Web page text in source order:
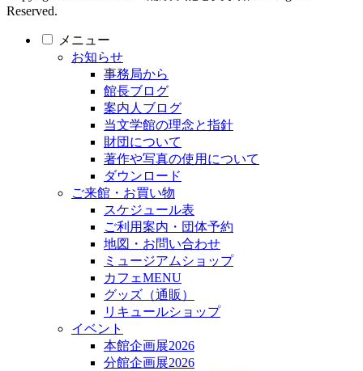
Reserved.
メニュー
お知らせ
事務局から
館長ブログ
案内人ブログ
当文学館の理念と指針
財団について
著作や写真の使用について
ダウンロード
ご来館・お買い物
スケジュール表
ご利用案内・団体予約
地図・お問い合わせ
ミュージアムショップ
カフェMENU
グッズ（通販）
リキュールショップ
イベント
本館企画展2026
分館企画展2026